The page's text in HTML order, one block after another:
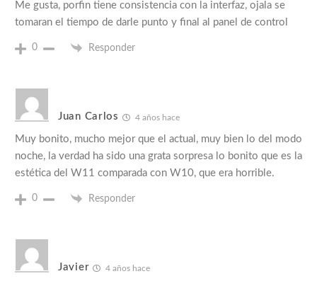
Me gusta, porfin tiene consistencia con la interfaz, ojala se
tomaran el tiempo de darle punto y final al panel de control
0 Responder
Juan Carlos 4 años hace
Muy bonito, mucho mejor que el actual, muy bien lo del modo
noche, la verdad ha sido una grata sorpresa lo bonito que es la
estética del W11 comparada con W10, que era horrible.
0 Responder
Javier 4 años hace